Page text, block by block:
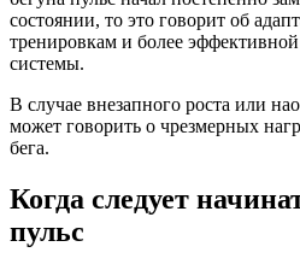
состоянии, то это говорит об
тренировкам и более эффективной
системы.
В случае внезапного роста или
может говорить о чрезмерных
бега.
Когда следует
пульс